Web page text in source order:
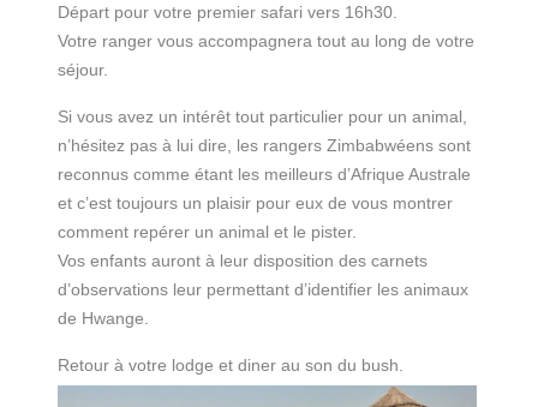
Départ pour votre premier safari vers 16h30.
Votre ranger vous accompagnera tout au long de votre
séjour.
Si vous avez un intérêt tout particulier pour un animal,
n’hésitez pas à lui dire, les rangers Zimbabwéens sont
reconnus comme étant les meilleurs d’Afrique Australe
et c’est toujours un plaisir pour eux de vous montrer
comment repérer un animal et le pister.
Vos enfants auront à leur disposition des carnets
d’observations leur permettant d’identifier les animaux
de Hwange.
Retour à votre lodge et diner au son du bush.